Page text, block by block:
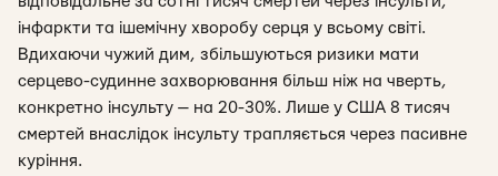
інфаркти та ішемічну хворобу серця у всьому світі.
Вдихаючи чужий дим, збільшуються ризики мати
серцево-судинне захворювання більш ніж на чверть,
конкретно інсульту — на 20-30%. Лише у США 8 тисяч
смертей внаслідок інсульту трапляється через пасивне
куріння.